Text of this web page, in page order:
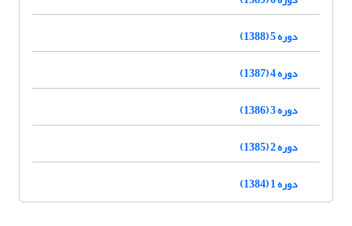
دوره 5 (1388)
دوره 4 (1387)
دوره 3 (1386)
دوره 2 (1385)
دوره 1 (1384)